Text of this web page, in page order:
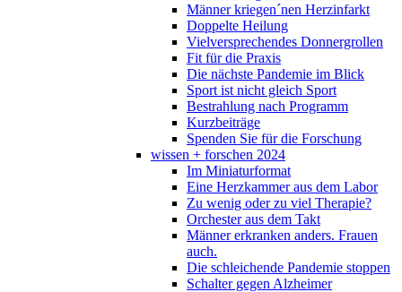
Männer kriegen´nen Herzinfarkt
Doppelte Heilung
Vielversprechendes Donnergrollen
Fit für die Praxis
Die nächste Pandemie im Blick
Sport ist nicht gleich Sport
Bestrahlung nach Programm
Kurzbeiträge
Spenden Sie für die Forschung
wissen + forschen 2024
Im Miniaturformat
Eine Herzkammer aus dem Labor
Zu wenig oder zu viel Therapie?
Orchester aus dem Takt
Männer erkranken anders. Frauen
auch.
Die schleichende Pandemie stoppen
Schalter gegen Alzheimer